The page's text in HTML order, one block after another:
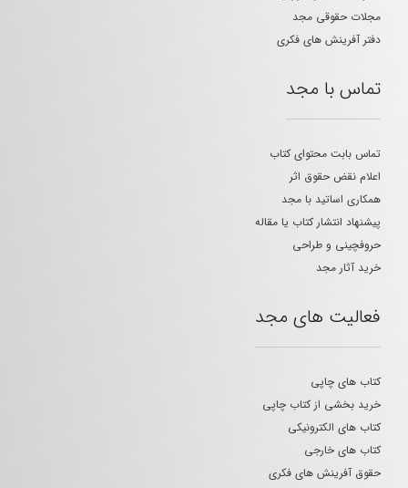
مجلات حقوقی مجد
دفتر آفرینش های فکری
تماس با مجد
تماس بابت محتوای کتاب
اعلام نقض حقوق اثر
همکاری اساتید با مجد
پیشنهاد انتشار کتاب یا مقاله
حروفچینی و طراحی
خرید آثار مجد
فعالیت های مجد
کتاب های چاپی
خرید بخشی از کتاب چاپی
کتاب های الکترونیکی
کتاب های خارجی
حقوق آفرینش های فکری